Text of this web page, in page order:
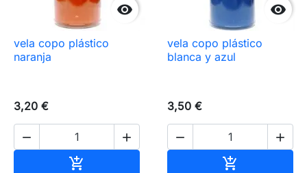

vela copo plástico
naranja
3,20 €
 


vela copo plástico
blanca y azul
3,50 €
 
